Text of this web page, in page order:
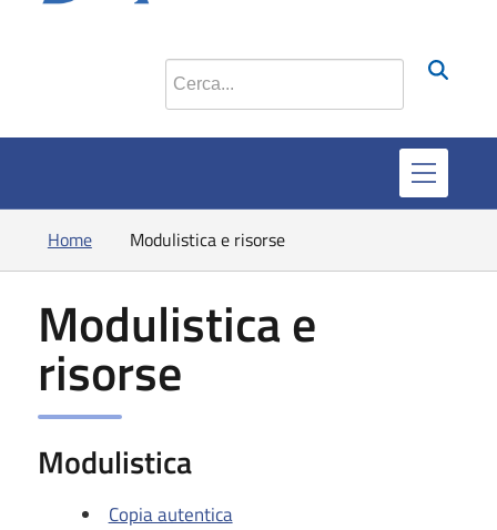
Cerca nel sito
Home Modulistica e risorse
Modulistica e
risorse
Modulistica
Copia autentica